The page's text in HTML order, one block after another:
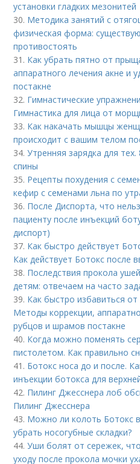
установки гладких мезонитей
30. Методика занятий с
физическая форма:
противостоять
31. Как убрать пятно от
аппаратного лечения акне и
постакне
32. Гимнастические
Гимнастика для лица от
33. Как накачать мышцы
происходит с вашим телом
34.Утренняя зарядка для
спины
35. Рецепты похудения с
кефир с семенами льна по
36. После Диспорта, что
пациенту после инъекций
диспорт)
37. Как быстро действует
Как действует Ботокс после
38. Последствия прокола
детям: отвечаем на часто
39. Как быстро избавиться
Методы коррекции,
рубцов и шрамов постакне
40. Когда можно поменять
пистолетом. Как правильно
41. Ботокс носа до и после.
инъекции ботокса для
42. Пилинг Джесснера лоб
Пилинг Джесснера
43. Можно ли колоть Ботокс
убрать носогубные складки?
44.Уши болят от сережек,
уходу после прокола мочки